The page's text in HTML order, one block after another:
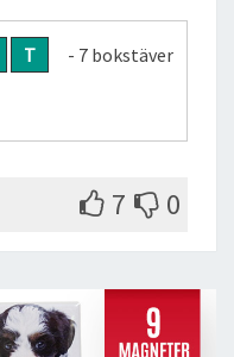
T
- 7 bokstäver
7 0